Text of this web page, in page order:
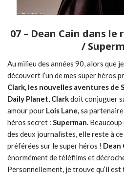
07 – Dean Cain dans
/
Au milieu des années 90, alors que je
découvert l’un de mes super héros
Clark, les nouvelles aventures de
Daily Planet, Clarkdoit conjuguer
amour pour Lois Lane,sa
héros secret : Superman.
des deux journalistes, elle reste à ce
préférées sur le super héros ! Dean
énormément de téléfilms et
Personnellement, je trouve qu’il